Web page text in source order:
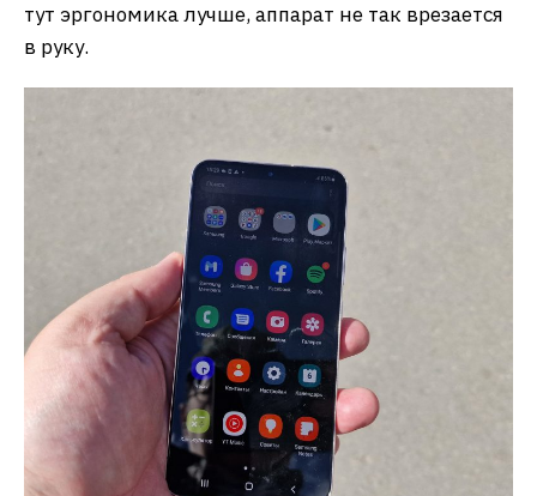
тут эргономика лучше, аппарат не так врезается
в руку.